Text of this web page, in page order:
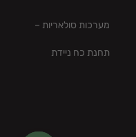
מערכות סולאריות –
תחנת כח ניידת